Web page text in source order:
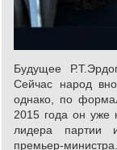
Будущее
Сейчас народ
однако, по
2015 года он уже
лидера партии
премьер-